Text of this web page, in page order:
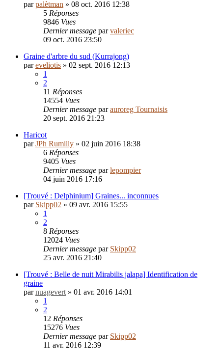
parpalètman » 08 oct. 2016 12:38
5 Réponses
9846 Vues
Dernier message parvaleriec
09 oct. 2016 23:50
Graine d'arbre du sud (Kurrajong)
pareveliotis » 02 sept. 2016 12:13
1
2
11 Réponses
14554 Vues
Dernier message parauroreg Tournaisis
20 sept. 2016 21:23
Haricot
parJPh Rumilly » 02 juin 2016 18:38
6 Réponses
9405 Vues
Dernier message parlepompier
04 juin 2016 17:16
[Trouvé : Delphinium] Graines... inconnues
par Skipp02 » 09 avr. 2016 15:55
1
2
8 Réponses
12024 Vues
Dernier message par Skipp02
25 avr. 2016 21:40
[Trouvé : Belle de nuit Mirabilis jalapa] Identification de
graine
parnuagevert» 01 avr. 2016 14:01
1
2
12 Réponses
15276 Vues
Dernier message par Skipp02
11 avr. 2016 12:39